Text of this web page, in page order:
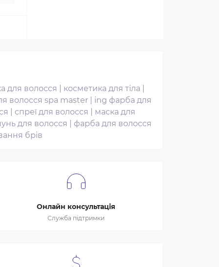
для волосся косметика для тіла
волосся spa master
ing фарба для
спреї для волосся
маска для
для волосся
фарба для волосся
брів
Онлайн консультація
Служба підтримки